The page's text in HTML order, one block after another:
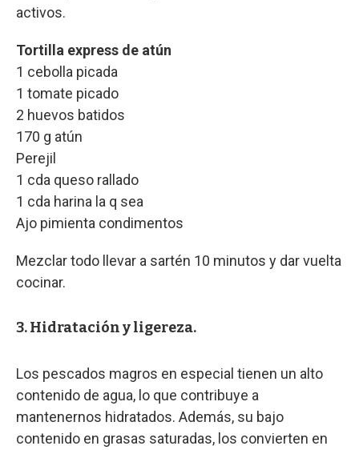
activos.
Tortilla express de atún
1 cebolla picada
1 tomate picado
2 huevos batidos
170 g atún
Perejil
1 cda queso rallado
1 cda harina la q sea
Ajo pimienta condimentos
Mezclar todo llevar a sartén 10 minutos y dar vuelta
cocinar.
3. Hidratación y ligereza.
Los pescados magros en especial tienen un alto
contenido de agua, lo que contribuye a
mantenernos hidratados. Además, su bajo
contenido en grasas saturadas, los convierten en